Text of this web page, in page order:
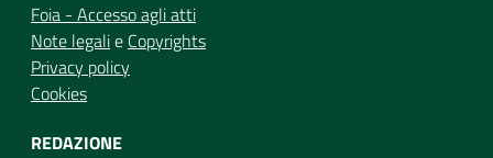
Foia - Accesso agli atti
Note legalie Copyrights
Privacy policy
Cookies
REDAZIONE